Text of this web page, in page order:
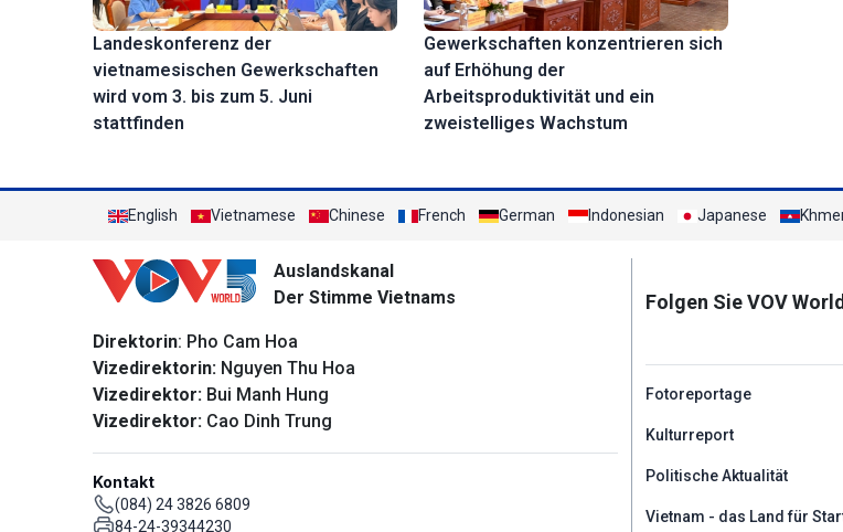
Landeskonferenz der
vietnamesischen Gewerkschaften
wird vom 3. bis zum 5. Juni
stattfinden
Gewerkschaften konzentrieren sich
auf Erhöhung der
Arbeitsproduktivität und ein
zweistelliges Wachstum
English Vietnamese Chinese French German Indonesian Japanese
Auslandskanal
Der Stimme Vietnams
Direktorin: Pho Cam Hoa
Vizedirektorin: Nguyen Thu Hoa
Vizedirektor: Bui Manh Hung
Vizedirektor: Cao Dinh Trung
Kontakt
(084) 24 3826 6809
84-24-39344230
Folgen Sie VOV
menu
Fotoreportage
Kulturreport
Politische Aktualität
Vietnam - das Land für